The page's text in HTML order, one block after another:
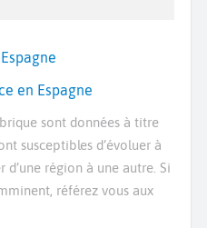
en Espagne
sont données à titre
susceptibles d’évoluer à
région à une autre. Si
référez vous aux